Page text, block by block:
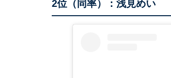
2位（同率）：浅見めい